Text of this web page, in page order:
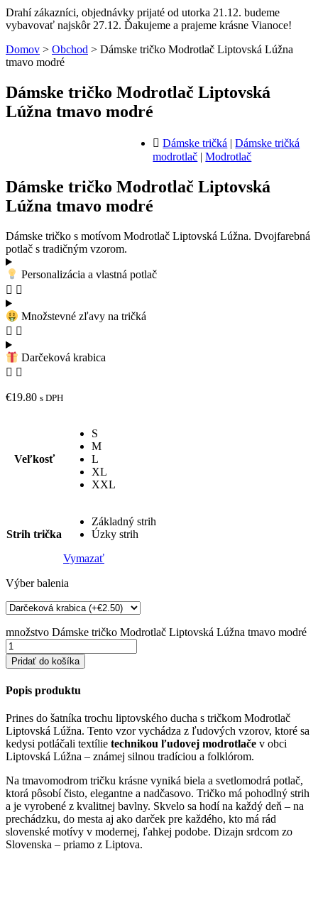
Drahí zákazníci, objednávky prijaté od utorka 21.12. budeme
vybavovať najskôr 27.12. Ďakujeme a prajeme krásne Vianoce!
Domov > Obchod > Dámske tričko Modrotlač Liptovská Lúžna
tmavo modré
Dámske tričko Modrotlač Liptovská
Lúžna tmavo modré
Dámske tričká |Dámske tričká
modrotlač |Modrotlač
Dámske tričko Modrotlač Liptovská
Lúžna tmavo modré
Dámske tričko s motívom Modrotlač Liptovská Lúžna. Dvojfarebná
potlač s tradičným vzorom.
Personalizácia a vlastná potlač
Množstevné zľavy na tričká
Darčeková krabica
€19.80 s DPH
Veľkosť
S
M
L
XL
XXL
Strih trička
Základný strih
Úzky strih
Vymazať
Výber balenia
množstvo Dámske tričko Modrotlač Liptovská Lúžna tmavo modré
Pridať do košíka
Popis produktu
Prines do šatníka trochu liptovského ducha s tričkom Modrotlač
Liptovská Lúžna. Tento vzor vychádza z ľudových vzorov, ktoré sa
kedysi potláčali textílie technikou ľudovej modrotlače v obci
Liptovská Lúžna – známej silnou tradíciou a folklórom.
Na tmavomodrom tričku krásne vyniká biela a svetlomodrá potlač,
ktorá pôsobí čisto, elegantne a nadčasovo. Tričko má pohodlný strih
a je vyrobené z kvalitnej bavlny. Skvelo sa hodí na každý deň – na
prechádzku, do mesta aj ako darček pre každého, kto má rád
slovenské motívy v modernej, ľahkej podobe. Dizajn srdcom zo
Slovenska – priamo z Liptova.